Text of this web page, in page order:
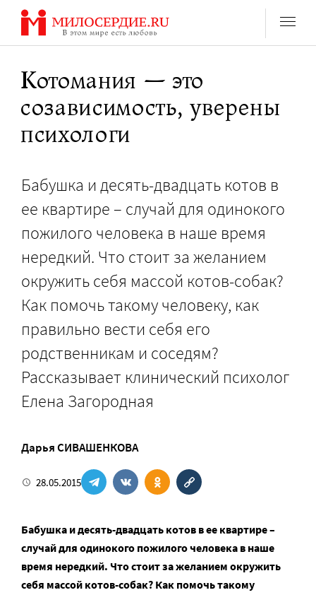
Перейти
содержанию
Котомания — это
созависимость, уверены
психологи
Бабушка и десять-двадцать котов в
ее квартире – случай для одинокого
пожилого человека в наше время
нередкий. Что стоит за желанием
окружить себя массой котов-собак?
Как помочь такому человеку, как
правильно вести себя его
родственникам и соседям?
Рассказывает клинический психолог
Елена Загородная
Дарья СИВАШЕНКОВА
28.05.2015
Бабушка и десять-двадцать котов в ее квартире –
случай для одинокого пожилого человека в наше
время нередкий. Что стоит за желанием окружить
себя массой котов-собак? Как помочь такому